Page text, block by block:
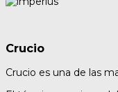
Crucio
Crucio es una de las